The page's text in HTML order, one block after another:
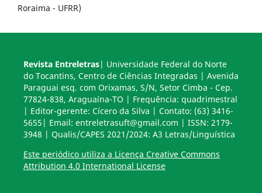
Roraima - UFRR)
Revista Entreletras| Universidade Federal do Norte
do Tocantins, Centro de Ciências Integradas | Avenida
Paraguai esq. com Orixamas, S/N, Setor Cimba - Cep.
77824-838, Araguaína-TO | Frequência: quadrimestral
| Editor-gerente: Cícero da Silva | Contato: (63) 3416-
5655| Email: entreletrasuft@gmail.com | ISSN: 2179-
3948 | Qualis/CAPES 2021/2024: A3 Letras/Linguística
Este periódico utiliza a Licença Creative Commons
Attribution 4.0 International License